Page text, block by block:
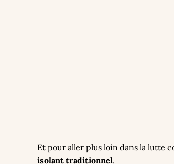
Et pour aller plus loin dans la lutte
isolant traditionnel.